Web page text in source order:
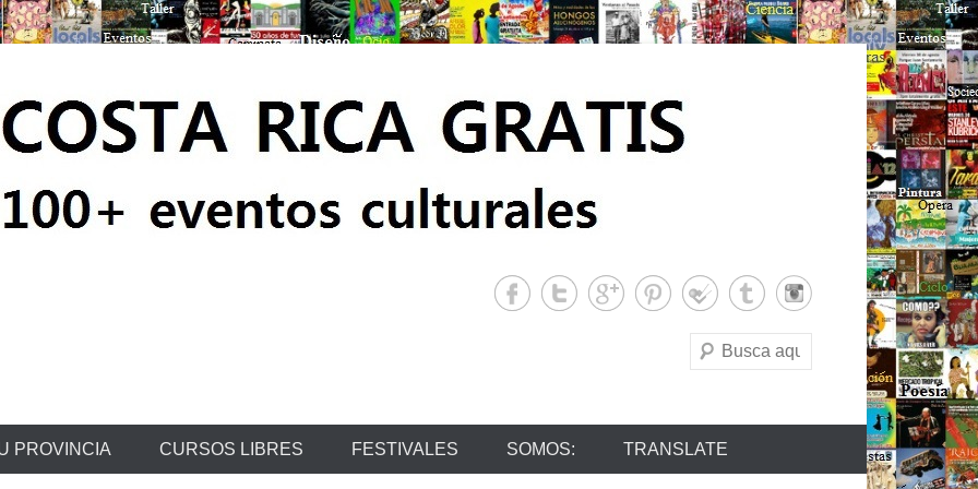
Buscar
PROVINCIA CURSOS LIBRES FESTIVALES SOMOS: TRANSLATE